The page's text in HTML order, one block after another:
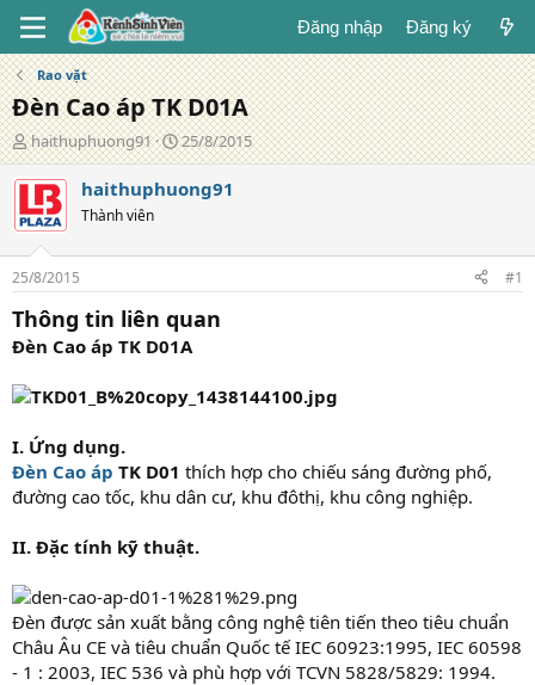
Đăng nhập Đăng ký
Rao vặt
Đèn Cao áp TK D01A
T
á
c
g
i
ả
haithuphuong91
N
g
à
g
25/8/2015
haithuphuong91
Thành viên
25/8/2015 #1
Thông tin liên quan
Đèn Cao áp TK D01A
I. Ứng dụng.
Đèn Cao áp TK D01 thích hợp cho chiếu sáng đường phố,
đường cao tốc, khu dân cư, khu đôthị, khu công nghiệp.
II. Đặc tính kỹ thuật.
Đèn được sản xuất bằng công nghệ tiên tiến theo tiêu chuẩn
Châu Âu CE và tiêu chuẩn Quốc tế IEC 60923:1995, IEC 60598
- 1 : 2003, IEC 536 và phù hợp với TCVN 5828/5829: 1994.